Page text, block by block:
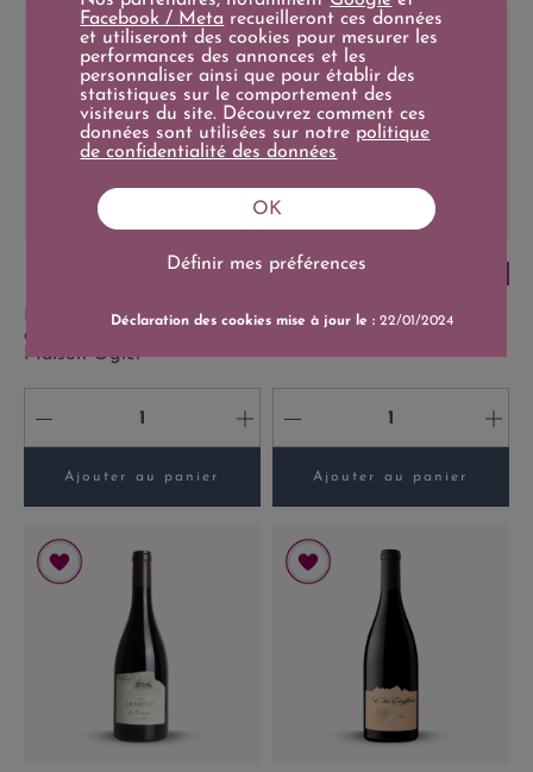
17+/20
Magnum Les Caprices
d'Antoine Rouge 2025 -
Maison Ogier
- +
Ajouter au panier
Prix
45,00 €
Magnum Minuty M Rosé
- +
Ajouter au panier
Facebook / Meta recueilleront ces données
et utiliseront des cookies pour mesurer les
performances des annonces et les
personnaliser ainsi que pour établir des
statistiques sur le comportement des
visiteurs du site. Découvrez comment ces
données sont utilisées sur notre politique
de confidentialité des données
Définir mes préférences
OK
Déclaration des cookies mise à jour le :22/01/2024